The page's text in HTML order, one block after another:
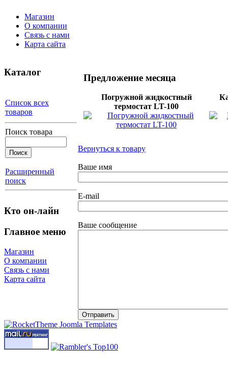
Магазин
О компании
Связь с нами
Карта сайта
Каталог
Список всех
товаров
Поиск товара
Расширенный
поиск
Кто он-лайн
Главное меню
Магазин
О компании
Связь с нами
Карта сайта
Предложение месяца
Погружной жидкостный
термостат LT-100
Вернуться к товару
Ваше имя
E-mail
Ваше сообщение